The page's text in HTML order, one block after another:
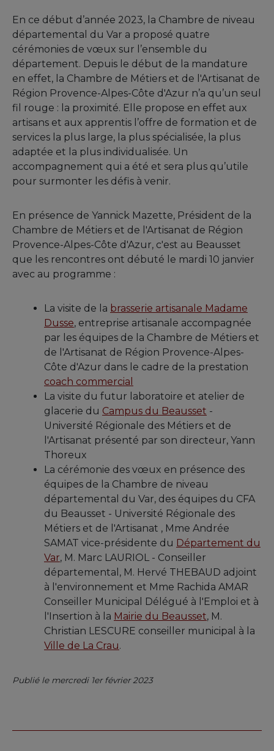
En ce début d’année 2023, la Chambre de niveau
départemental du Var a proposé quatre
cérémonies de vœux sur l’ensemble du
département. Depuis le début de la mandature
en effet, la Chambre de Métiers et de l'Artisanat de
Région Provence-Alpes-Côte d'Azur n’a qu’un seul
fil rouge : la proximité. Elle propose en effet aux
artisans et aux apprentis l’offre de formation et de
services la plus large, la plus spécialisée, la plus
adaptée et la plus individualisée. Un
accompagnement qui a été et sera plus qu’utile
pour surmonter les défis à venir.
En présence de Yannick Mazette, Président de la
Chambre de Métiers et de l'Artisanat de Région
Provence-Alpes-Côte d'Azur, c'est au Beausset
que les rencontres ont débuté le mardi 10 janvier
avec au programme :
La visite de la brasserie artisanale Madame
Dusse, entreprise artisanale accompagnée
par les équipes de la Chambre de Métiers et
de l'Artisanat de Région Provence-Alpes-
Côte d'Azur dans le cadre de la prestation
coach commercial
La visite du futur laboratoire et atelier de
glacerie du Campus du Beausset -
Université Régionale des Métiers et de
l'Artisanat présenté par son directeur, Yann
Thoreux
La cérémonie des vœux en présence des
équipes de la Chambre de niveau
départemental du Var, des équipes du CFA
du Beausset - Université Régionale des
Métiers et de l'Artisanat , Mme Andrée
SAMAT vice-présidente du Département du
Var, M. Marc LAURIOL - Conseiller
départemental, M. Hervé THEBAUD adjoint
à l'environnement et Mme Rachida AMAR
Conseiller Municipal Délégué à l'Emploi et à
l'Insertion à la Mairie du Beausset, M.
Christian LESCURE conseiller municipal à la
Ville de La Crau.
Publié le mercredi 1er février 2023